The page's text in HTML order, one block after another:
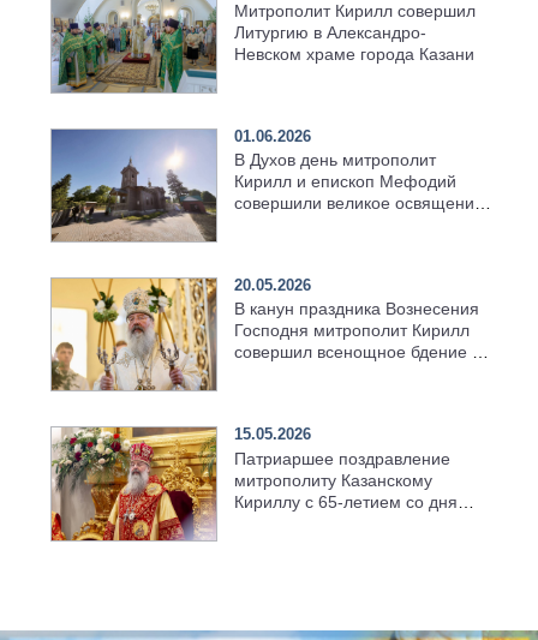
Митрополит Кирилл совершил
Литургию в Александро-
Невском храме города Казани
01.06.2026
В Духов день митрополит
Кирилл и епископ Мефодий
совершили великое освящение
20.05.2026
В канун праздника Вознесения
Господня митрополит Кирилл
совершил всенощное бдение в
15.05.2026
Патриаршее поздравление
митрополиту Казанскому
Кириллу с 65-летием со дня